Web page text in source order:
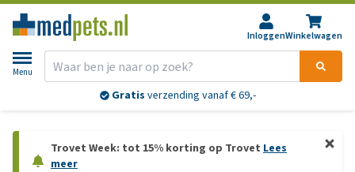
InloggenWinkelwagen
Menu
Gratis verzending vanaf € 69,-
Trovet Week: tot 15% korting op Trovet Lees
meer